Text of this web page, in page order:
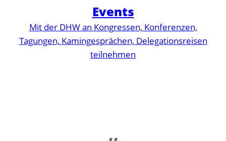
Events
Mit der DHW an Kongressen, Konferenzen,
Tagungen, Kamingesprächen, Delegationsreisen
teilnehmen